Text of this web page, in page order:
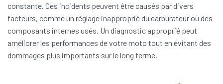
constante. Ces incidents peuvent être causés par divers
facteurs, comme un réglage inapproprié du carburateur ou des
composants internes usés. Un diagnostic approprié peut
améliorer les performances de votre moto tout en évitant des
dommages plus importants sur le long terme.